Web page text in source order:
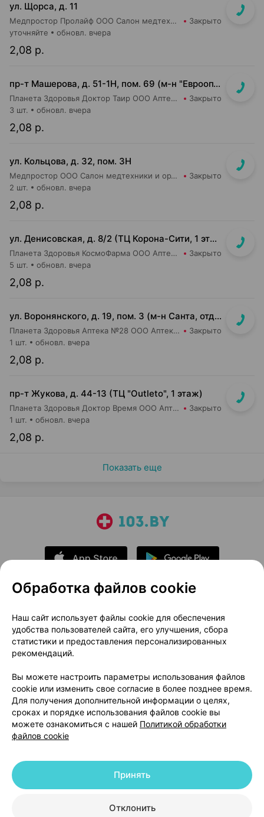
ул. Щорса, д. 11
Медпростор Пролайф ООО Салон медтехники и ортопедии №30 Закрыто
2,08 р.
уточняйте обновл. вчера
пр-т Машерова, д. 51-1Н, пом. 69 (м-н "Евроопт")
Планета Здоровья Доктор Таир ООО Аптека №8 Закрыто
2,08 р.
3 шт. обновл. вчера
ул. Кольцова, д. 32, пом. 3Н
Медпростор ООО Салон медтехники и ортопедии №5 Закрыто
2,08 р.
2 шт. обновл. вчера
ул. Денисовская, д. 8/2 (ТЦ Корона-Сити, 1 этаж, напротив касс магазина Корона)
Планета Здоровья КосмоФарма ООО Аптека №25 Закрыто
2,08 р.
5 шт. обновл. вчера
ул. Воронянского, д. 19, пом. 3 (м-н Санта, отдельный вход)
Планета Здоровья Аптека №28 ООО Аптека №9 Закрыто
2,08 р.
1 шт. обновл. вчера
пр-т Жукова, д. 44-13 (ТЦ "Outleto", 1 этаж)
Планета Здоровья Доктор Время ООО Аптека №21 Закрыто
2,08 р.
1 шт. обновл. вчера
Показать еще
О проекте
Новости проекта
Размещение рекламы
Медицинский маркетинг
Публичный договор
Доставка
Способы оплаты
Вакансии
Партнеры
Написать руководителю 103.by
Написать в поддержку
Персональные настройки Cookie
© 2026 ООО «Артокс Лаб», УНП 191700409 | 220012, Республика Беларусь,
+375 291212755
Обработка файлов cookie
Наш сайт использует файлы cookie для обеспечения
удобства пользователей сайта, его улучшения, сбора
статистики и предоставления персонализированных
рекомендаций.
Вы можете настроить параметры использования файлов
cookie или изменить свое согласие в более позднее время.
Для получения дополнительной информации о целях,
сроках и порядке использования файлов cookie вы
можете ознакомиться с нашей Политикой обработки
файлов cookie
Отклонить
Принять